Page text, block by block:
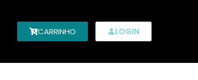
CARRINHO LOGIN